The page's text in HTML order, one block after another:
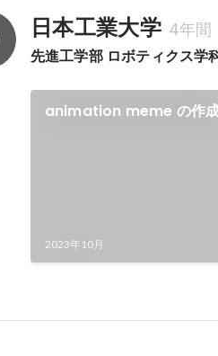
日本工業大学 4年間
先進工学部 ロボティクス学
animation meme の作
2023年10月